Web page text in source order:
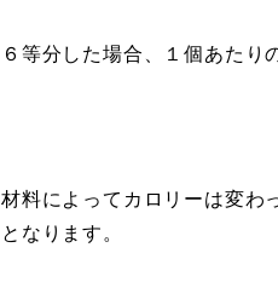
６等分した場合、１個あたり
材料によってカロリーは変わ
となります。